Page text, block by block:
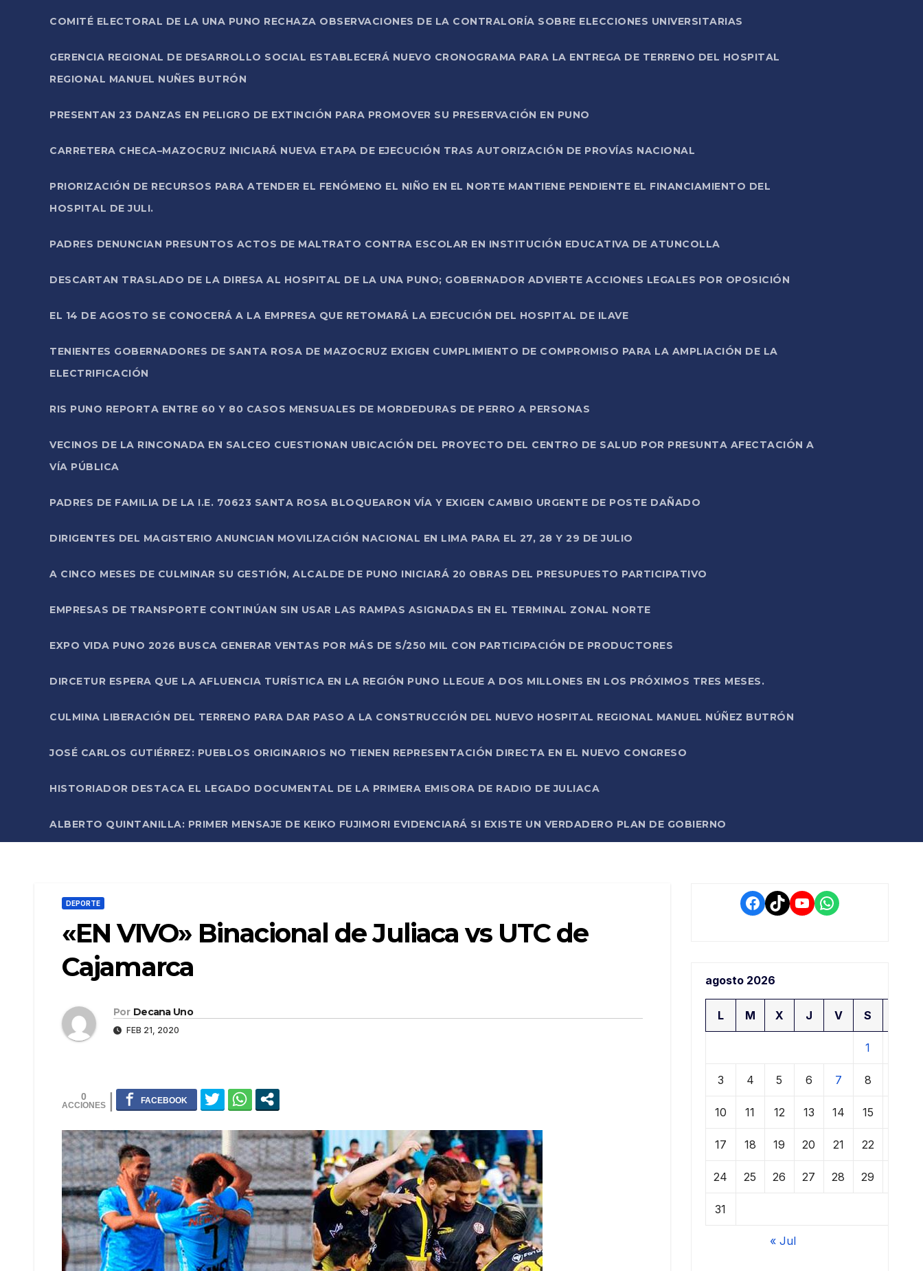
COMITÉ ELECTORAL DE LA UNA PUNO RECHAZA OBSERVACIONES DE LA CONTRALORÍA SOBRE ELECCIONES UNIVERSITARIAS
GERENCIA REGIONAL DE DESARROLLO SOCIAL ESTABLECERÁ NUEVO CRONOGRAMA PARA LA ENTREGA DE TERRENO DEL HOSPITAL
REGIONAL MANUEL NUÑES BUTRÓN
PRESENTAN 23 DANZAS EN PELIGRO DE EXTINCIÓN PARA PROMOVER SU PRESERVACIÓN EN PUNO
CARRETERA CHECA–MAZOCRUZ INICIARÁ NUEVA ETAPA DE EJECUCIÓN TRAS AUTORIZACIÓN DE PROVÍAS NACIONAL
PRIORIZACIÓN DE RECURSOS PARA ATENDER EL FENÓMENO EL NIÑO EN EL NORTE MANTIENE PENDIENTE EL FINANCIAMIENTO DEL
HOSPITAL DE JULI.
PADRES DENUNCIAN PRESUNTOS ACTOS DE MALTRATO CONTRA ESCOLAR EN INSTITUCIÓN EDUCATIVA DE ATUNCOLLA
DESCARTAN TRASLADO DE LA DIRESA AL HOSPITAL DE LA UNA PUNO; GOBERNADOR ADVIERTE ACCIONES LEGALES POR OPOSICIÓN
EL 14 DE AGOSTO SE CONOCERÁ A LA EMPRESA QUE RETOMARÁ LA EJECUCIÓN DEL HOSPITAL DE ILAVE
TENIENTES GOBERNADORES DE SANTA ROSA DE MAZOCRUZ EXIGEN CUMPLIMIENTO DE COMPROMISO PARA LA AMPLIACIÓN DE LA
ELECTRIFICACIÓN
RIS PUNO REPORTA ENTRE 60 Y 80 CASOS MENSUALES DE MORDEDURAS DE PERRO A PERSONAS
VECINOS DE LA RINCONADA EN SALCEO CUESTIONAN UBICACIÓN DEL PROYECTO DEL CENTRO DE SALUD POR PRESUNTA AFECTACIÓN A
VÍA PÚBLICA
PADRES DE FAMILIA DE LA I.E. 70623 SANTA ROSA BLOQUEARON VÍA Y EXIGEN CAMBIO URGENTE DE POSTE DAÑADO
DIRIGENTES DEL MAGISTERIO ANUNCIAN MOVILIZACIÓN NACIONAL EN LIMA PARA EL 27, 28 Y 29 DE JULIO
A CINCO MESES DE CULMINAR SU GESTIÓN, ALCALDE DE PUNO INICIARÁ 20 OBRAS DEL PRESUPUESTO PARTICIPATIVO
EMPRESAS DE TRANSPORTE CONTINÚAN SIN USAR LAS RAMPAS ASIGNADAS EN EL TERMINAL ZONAL NORTE
EXPO VIDA PUNO 2026 BUSCA GENERAR VENTAS POR MÁS DE S/250 MIL CON PARTICIPACIÓN DE PRODUCTORES
DIRCETUR ESPERA QUE LA AFLUENCIA TURÍSTICA EN LA REGIÓN PUNO LLEGUE A DOS MILLONES EN LOS PRÓXIMOS TRES MESES.
CULMINA LIBERACIÓN DEL TERRENO PARA DAR PASO A LA CONSTRUCCIÓN DEL NUEVO HOSPITAL REGIONAL MANUEL NÚÑEZ BUTRÓN
JOSÉ CARLOS GUTIÉRREZ: PUEBLOS ORIGINARIOS NO TIENEN REPRESENTACIÓN DIRECTA EN EL NUEVO CONGRESO
HISTORIADOR DESTACA EL LEGADO DOCUMENTAL DE LA PRIMERA EMISORA DE RADIO DE JULIACA
ALBERTO QUINTANILLA: PRIMER MENSAJE DE KEIKO FUJIMORI EVIDENCIARÁ SI EXISTE UN VERDADERO PLAN DE GOBIERNO
DEPORTE
«EN VIVO» Binacional de Juliaca vs UTC de
Cajamarca
Por Decana Uno
FEB 21, 2020
0
Facebook
TikTokYouTube
WhatsApp
agosto 2026
L M X J V S
1
3 4 5 6 7 8
10 11 12 13 14 15
17 18 19 20 21 22
24 25 26 27 28 29
31
« Jul